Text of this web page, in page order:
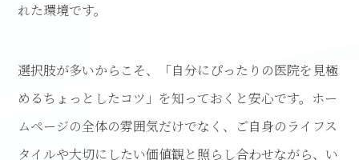
れた環境です。
選択肢が多いからこそ、「自分にぴったりの医院を見極
めるちょっとしたコツ」を知っておくと安心です。ホー
ムページの全体の雰囲気だけでなく、ご自身のライフス
タイルや大切にしたい価値観と照らし合わせながら、い